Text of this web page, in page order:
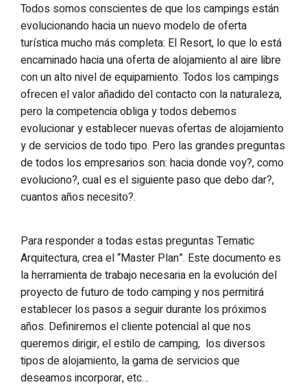
Todos somos conscientes de que los campings están
evolucionando hacia un nuevo modelo de oferta
turística mucho más completa: El Resort, lo que lo está
encaminado hacia una oferta de alojamiento al aire libre
con un alto nivel de equipamiento. Todos los campings
ofrecen el valor añadido del contacto con la naturaleza,
pero la competencia obliga y todos debemos
evolucionar y establecer nuevas ofertas de alojamiento
y de servicios de todo tipo. Pero las grandes preguntas
de todos los empresarios son: hacia donde voy?, como
evoluciono?, cual es el siguiente paso que debo dar?,
cuantos años necesito?.
Para responder a todas estas preguntas Tematic
Arquitectura, crea el “Master Plan”. Este documento es
la herramienta de trabajo necesaria en la evolución del
proyecto de futuro de todo camping y nos permitirá
establecer los pasos a seguir durante los próximos
años. Definiremos el cliente potencial al que nos
queremos dirigir, el estilo de camping, los diversos
tipos de alojamiento, la gama de servicios que
deseamos incorporar, etc…